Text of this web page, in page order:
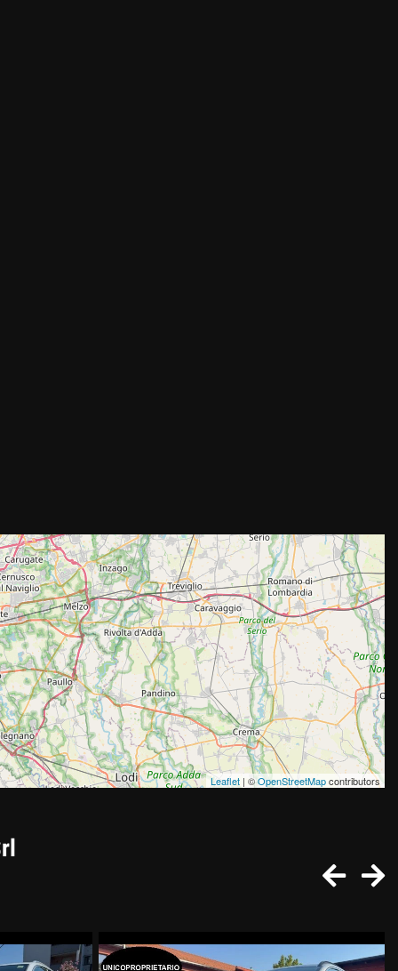
Leaflet | ©OpenStreetMapcontributors